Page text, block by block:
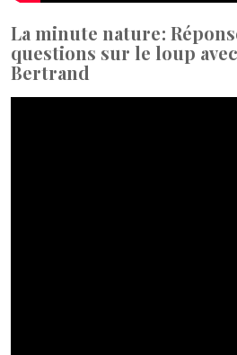
La minute nature :
questions sur le loup
Bertrand